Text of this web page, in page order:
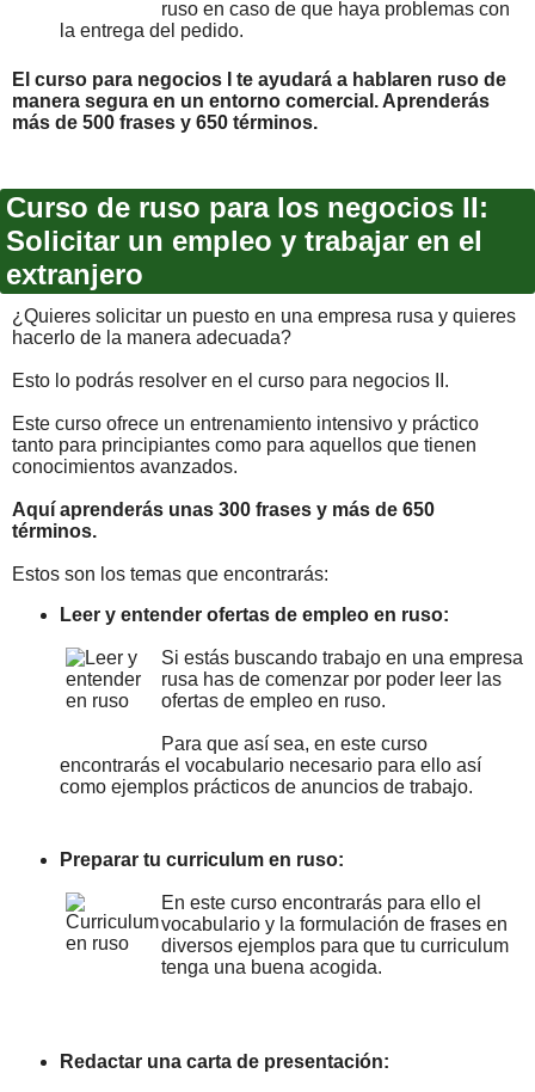
ruso en caso de que haya problemas con
la entrega del pedido.
El curso para negocios I te ayudará a hablaren ruso de
manera segura en un entorno comercial. Aprenderás
más de 500 frases y 650 términos.
Curso de ruso para los negocios II:
Solicitar un empleo y trabajar en el
extranjero
¿Quieres solicitar un puesto en una empresa rusa y quieres
hacerlo de la manera adecuada?
Esto lo podrás resolver en el curso para negocios II.
Este curso ofrece un entrenamiento intensivo y práctico
tanto para principiantes como para aquellos que tienen
conocimientos avanzados.
Aquí aprenderás unas 300 frases y más de 650
términos.
Estos son los temas que encontrarás:
Leer y entender ofertas de empleo en ruso:
Si estás buscando trabajo en una empresa
rusa has de comenzar por poder leer las
ofertas de empleo en ruso.
Para que así sea, en este curso
encontrarás el vocabulario necesario para ello así
como ejemplos prácticos de anuncios de trabajo.
Preparar tu curriculum en ruso:
En este curso encontrarás para ello el
vocabulario y la formulación de frases en
diversos ejemplos para que tu curriculum
tenga una buena acogida.
Redactar una carta de presentación: